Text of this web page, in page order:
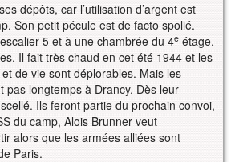
dépôts, car l’utilisation d’argent est
Son petit pécule est de facto spolié.
5 et à une chambrée du 4e étage.
Il fait très chaud en cet été 1944 et les
de vie sont déplorables. Mais les
pas longtemps à Drancy. Dès leur
Ils feront partie du prochain convoi,
du camp, Alois Brunner veut
alors que les armées alliées sont
Paris.